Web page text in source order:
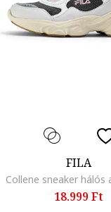
FILA
18.999 Ft